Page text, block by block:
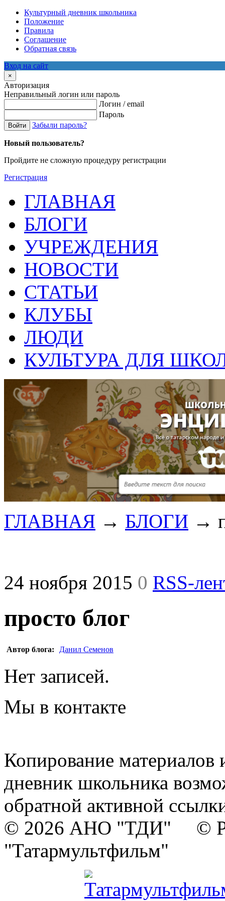
Культурный дневник школьника
Положение
Правила
Соглашение
Обратная связь
Вход на сайт
×
Авторизация
Неправильный логин или пароль
Логин / email
Пароль
Войти Забыли пароль?
Новый пользователь?
Пройдите не сложную процедуру регистрации
Регистрация
ГЛАВНАЯ
БЛОГИ
УЧРЕЖДЕНИЯ
НОВОСТИ
СТАТЬИ
КЛУБЫ
ЛЮДИ
КУЛЬТУРА ДЛЯ
ГЛАВНАЯ → БЛОГИ →
24 ноября 2015 0 RSS-
просто блог
Автор блога: Данил Семенов
Нет записей.
Мы в контакте
Копирование материалов
дневник школьника
обратной активной
© 2026 АНО "ТДИ" ©
"Татармультфильм"